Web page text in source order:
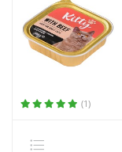
(1)